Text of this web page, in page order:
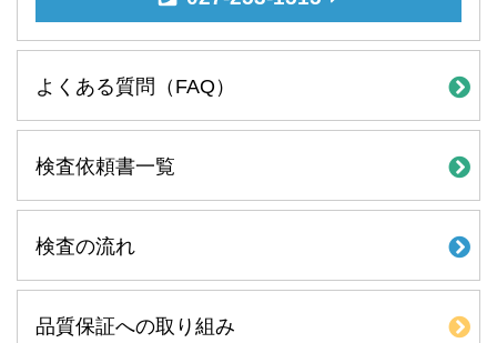
よくある質問（FAQ）
検査依頼書一覧
検査の流れ
品質保証への取り組み